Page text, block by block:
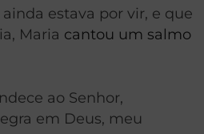
estava por vir, e que
Maria cantou um salmo
ao Senhor,
em Deus, meu